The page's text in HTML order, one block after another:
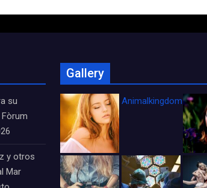
su
y otros
Mar
Gallery